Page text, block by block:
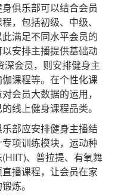
俱乐部可以结合会员
，包括初级、中级、
满足不同水平会员的
安排主播提供基础动
深会员，则安排健身主
课程等。在个性化课
会员大数据的运用，
线上健身课程品类。
部应安排健身主播结
项训练模块，运动种
、普拉提、有氧舞
播课程，让会员在家
炼。